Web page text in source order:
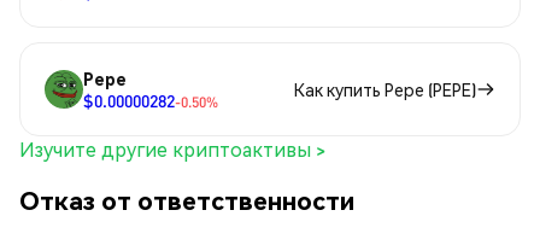
Pepe
$0.00000282-0.50%
Как купить Pepe (PEPE)
Изучите другие криптоактивы >
Отказ от ответственности